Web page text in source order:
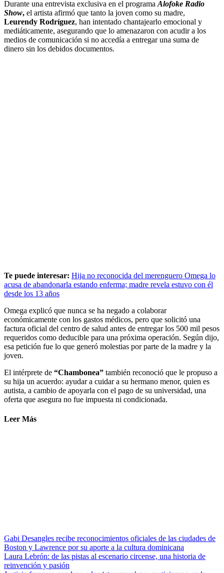
Durante una entrevista exclusiva en el programa Alofoke Radio
Show, el artista afirmó que tanto la joven como su madre,
Leurendy Rodríguez, han intentado chantajearlo emocional y
mediáticamente, asegurando que lo amenazaron con acudir a los
medios de comunicación si no accedía a entregar una suma de
dinero sin los debidos documentos.
Te puede interesar: Hija no reconocida del merenguero Omega lo
acusa de abandonarla estando enferma; madre revela estuvo con él
desde los 13 años
Omega explicó que nunca se ha negado a colaborar
económicamente con los gastos médicos, pero que solicitó una
factura oficial del centro de salud antes de entregar los 500 mil pesos
requeridos como deducible para una próxima operación. Según dijo,
esa petición fue lo que generó molestias por parte de la madre y la
joven.
El intérprete de “Chambonea” también reconoció que le propuso a
su hija un acuerdo: ayudar a cuidar a su hermano menor, quien es
autista, a cambio de apoyarla con el pago de su universidad, una
oferta que asegura no fue impuesta ni condicionada.
Leer Más
Gabi Desangles recibe reconocimientos oficiales de las ciudades de
Boston y Lawrence por su aporte a la cultura dominicana
Laura Lebrón: de las pistas al escenario circense, una historia de
reinvención y pasión